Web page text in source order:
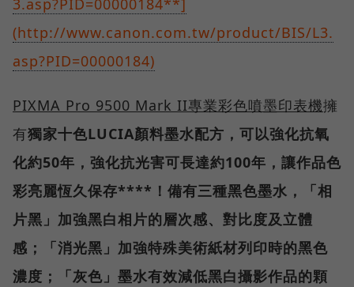
(http://www.canon.com.tw/product/BIS/L3.
asp?PID=00000184)
PIXMA Pro 9500 Mark II專業彩色噴墨印表機擁
有獨家十色LUCIA顏料墨水配方，可以強化抗氧
化約50年，強化抗光害可長達約100年，讓作品色
彩亮麗恆久保存****！備有三種黑色墨水，「相
片黑」加強黑白相片的層次感、對比度及立體
感；「消光黑」加強特殊美術紙材列印時的黑色
濃度；「灰色」墨水有效減低黑白攝影作品的顆